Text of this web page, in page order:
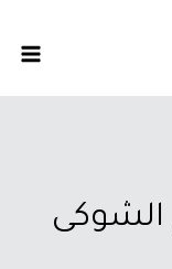
الشوكى